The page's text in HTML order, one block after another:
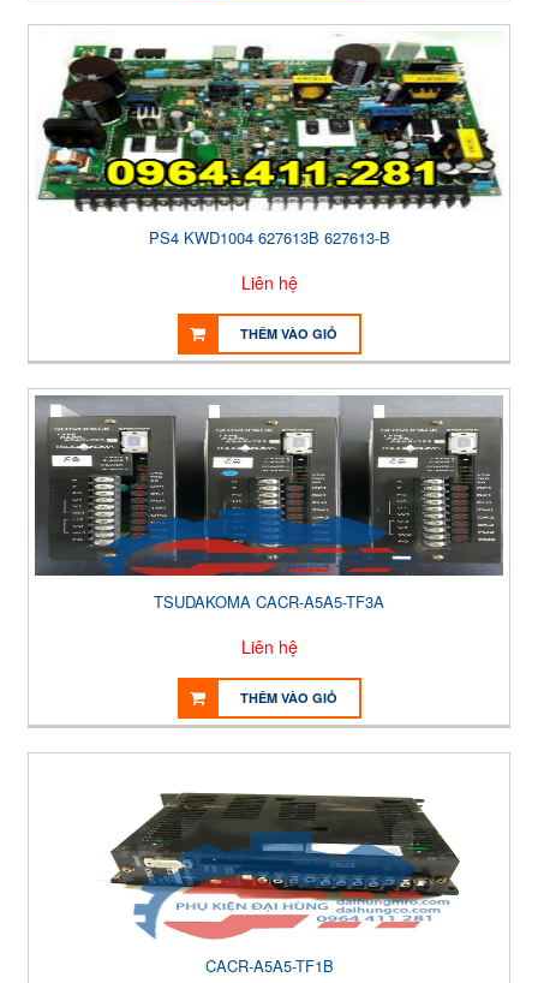
PS4 KWD1004 627613B 627613-B
Liên hệ
THÊM VÀO GIỎ
TSUDAKOMA CACR-A5A5-TF3A
Liên hệ
THÊM VÀO GIỎ
CACR-A5A5-TF1B